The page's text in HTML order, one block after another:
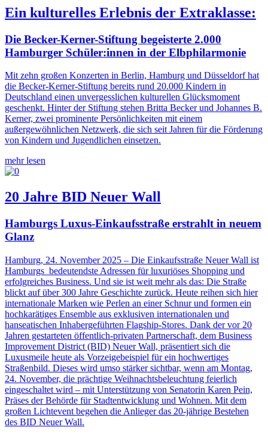
Ein kulturelles Erlebnis der Extraklasse:
Die Becker-Kerner-Stiftung begeisterte 2.000
Hamburger Schüler:innen in der Elbphilarmonie
Mit zehn großen Konzerten in Berlin, Hamburg und Düsseldorf hat
die Becker-Kerner-Stiftung bereits rund 20.000 Kindern in
Deutschland einen unvergesslichen kulturellen Glücksmoment
geschenkt. Hinter der Stiftung stehen Britta Becker und Johannes B.
Kerner, zwei prominente Persönlichkeiten mit einem
außergewöhnlichen Netzwerk, die sich seit Jahren für die Förderung
von Kindern und Jugendlichen einsetzen.
mehr lesen
20 Jahre BID Neuer Wall
Hamburgs Luxus-Einkaufsstraße erstrahlt in neuem
Glanz
Hamburg, 24. November 2025 – Die Einkaufsstraße Neuer Wall ist
Hamburgs bedeutendste Adressen für luxuriöses Shopping und
erfolgreiches Business. Und sie ist weit mehr als das: Die Straße
blickt auf über 300 Jahre Geschichte zurück. Heute reihen sich hier
internationale Marken wie Perlen an einer Schnur und formen ein
hochkarätiges Ensemble aus exklusiven internationalen und
hanseatischen Inhabergeführten Flagship-Stores. Dank der vor 20
Jahren gestarteten öffentlich-privaten Partnerschaft, dem Business
Improvement District (BID) Neuer Wall, präsentiert sich die
Luxusmeile heute als Vorzeigebeispiel für ein hochwertiges
Straßenbild. Dieses wird umso stärker sichtbar, wenn am Montag,
24. November, die prächtige Weihnachtsbeleuchtung feierlich
eingeschaltet wird – mit Unterstützung von Senatorin Karen Pein,
Präses der Behörde für Stadtentwicklung und Wohnen. Mit dem
großen Lichtevent begehen die Anlieger das 20-jährige Bestehen
des BID Neuer Wall.